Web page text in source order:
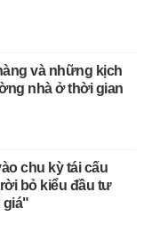
và những kịch
nhà ở thời gian
chu kỳ tái cấu
bỏ kiểu đầu tư
giá"